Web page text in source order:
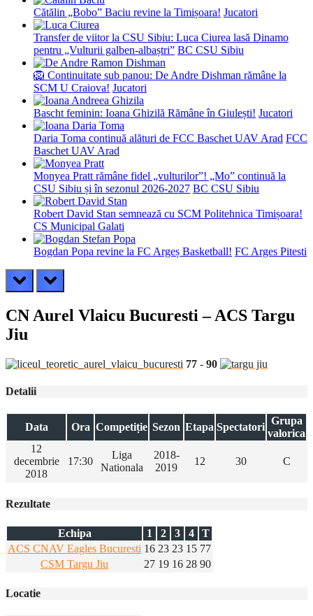
Cătălin „Bobo” Baciu revine la Timișoara! Jucatori
Transfer de viitor la CSU Sibiu: Luca Ciurea lasă Dinamo
pentru „Vulturii galben-albaștri” BC CSU Sibiu
🦁 Continuitate sub panou: De Andre Dishman rămâne la
SCM U Craiova! Jucatori
Bascht feminin: Ioana Ghizilă Rămâne în Giulești! Jucatori
Daria Toma continuă alături de FCC Baschet UAV Arad FCC
Baschet UAV Arad
Monyea Pratt rămâne fidel „vulturilor”! „Mo” continuă la
CSU Sibiu și în sezonul 2026-2027 BC CSU Sibiu
Robert David Stan semnează cu SCM Politehnica Timișoara!
CS Municipal Galati
Bogdan Popa revine la FC Argeș Basketball! FC Arges Pitesti
prev next
CN Aurel Vlaicu Bucuresti – ACS Targu
Jiu
77 - 90
Detalii
Data Ora Competiție Sezon Etapa Spectatori
Grupa
valorica
12
decembrie
2018
17:30
Liga
Nationala
2018-
2019
12 30 C
Rezultate
Echipa 1 2 3 4
T
ACS CNAV Eagles Bucuresti 16 23 23 15 77
CSM Targu Jiu
27 19 16 28 90
Locatie